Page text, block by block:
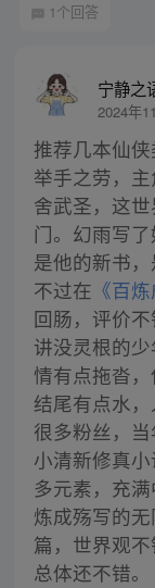
1个回答
宁静之
2024年
推荐几本仙侠
举手之劳，
舍武圣，这
门。幻雨写了
是他的新书，
不过在 《百
回肠，评价不
讲没灵根的
情有点拖沓
结尾有点水
很多粉丝，当
小清新修真
多元素，充
炼成殇写的
篇，世界观
总体还不错。